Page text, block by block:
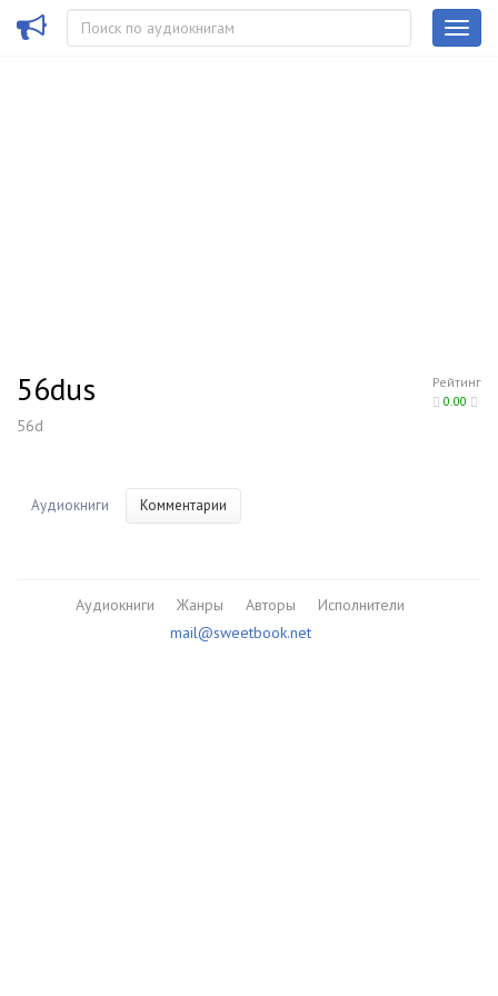
Рейтинг
0.00
56dus
56d
Аудиокниги Комментарии
Аудиокниги Жанры Авторы
Исполнители
mail@sweetbook.net